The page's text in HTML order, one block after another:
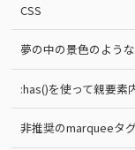
CSS
夢の中の景色のよう
:has()を使って親要素
非推奨のmarqueeタ